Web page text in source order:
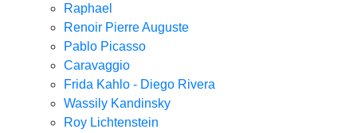
Raphael
Renoir Pierre Auguste
Pablo Picasso
Caravaggio
Frida Kahlo - Diego Rivera
Wassily Kandinsky
Roy Lichtenstein